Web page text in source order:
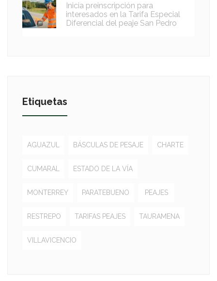
Inicia preinscripción para
interesados en la Tarifa Especial
Diferencial del peaje San Pedro
Etiquetas
AGUAZUL BÁSCULAS DE PESAJE CHARTE
CUMARAL ESTADO DE LA VÍA
MONTERREY PARATEBUENO PEAJES
RESTREPO TARIFAS PEAJES TAURAMENA
VILLAVICENCIO